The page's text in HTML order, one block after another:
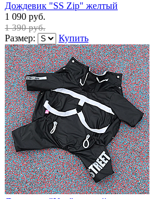
Дождевик "SS Zip" желтый
1 090 руб.
1 390 руб.
Размер: Купить